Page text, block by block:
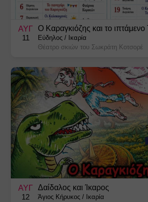
ΑΥΓ
11
Ο Καραγκιόζης και το ιπτάμενο
Εύδηλος / Ικαρία
Θέατρο σκιών του Σωκράτη Κοτσορέ
ΑΥΓ
12
Δαίδαλος και Ίκαρος
Άγιος Κήρυκος / Ικαρία